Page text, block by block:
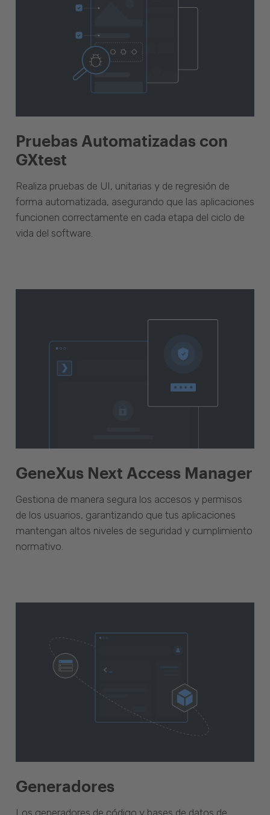
Pruebas Automatizadas con
GXtest
Realiza pruebas de UI, unitarias y de regresión de
forma automatizada, asegurando que las aplicaciones
funcionen correctamente en cada etapa del ciclo de
vida del software.
GeneXus Next Access Manager
Gestiona de manera segura los accesos y permisos
de los usuarios, garantizando que tus aplicaciones
mantengan altos niveles de seguridad y cumplimiento
normativo.
Generadores
Los generadores de código y bases de datos de